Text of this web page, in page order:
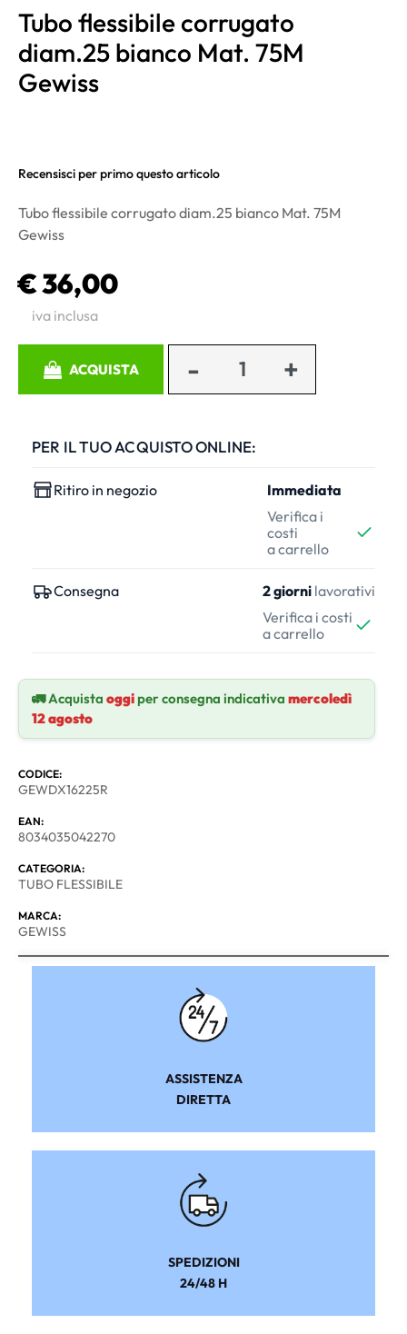
Tubo flessibile corrugato
diam.25 bianco Mat. 75M
Gewiss
Recensisci per primo questo articolo
Tubo flessibile corrugato diam.25 bianco Mat. 75M
Gewiss
€ 36,00
iva inclusa
ACQUISTA
PER IL TUO ACQUISTO ONLINE:
Ritiro in negozio
Immediata
Verifica i
costi
a carrello
Consegna 2 giorni lavorativi
Verifica i costi
a carrello
🚛 Acquista oggiper consegna indicativa mercoledì
12 agosto
CODICE:
GEWDX16225R
EAN:
8034035042270
CATEGORIA:
TUBO FLESSIBILE
MARCA:
GEWISS
ASSISTENZA
DIRETTA
SPEDIZIONI
24/48 H